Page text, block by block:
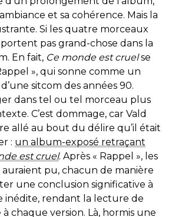
et sa cohérence. Mais la
Si les quatre morceaux
pas grand-chose dans la
En fait, Ce monde est cruelse
», qui sonne comme un
sitcom des années 90.
dans tel ou tel morceau plus
C’est dommage, car Vald
allé au bout du délire qu’il était
: un album-exposé retraçant
est cruel. Après « Rappel », les
pu, chacun de manière
une conclusion significative à
inédite, rendant la lecture de
à chaque version. Là, hormis une